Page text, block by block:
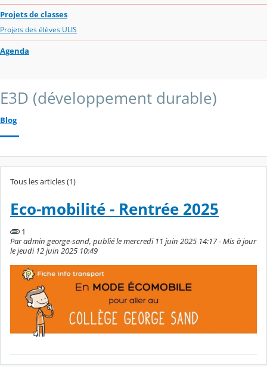
Projets de classes
Projets des élèves ULIS
Agenda
E3D (développement durable)
Blog
Tous les articles (1)
Eco-mobilité - Rentrée 2025
1
Par admin george-sand, publié le mercredi 11 juin 2025 14:17 - Mis à jour
le jeudi 12 juin 2025 10:49